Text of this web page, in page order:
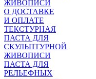
ЖИВОПИСИ
О ДОСТАВКЕ
И ОПЛАТЕ
ТЕКСТУРНАЯ
ПАСТА ДЛЯ
СКУЛЬПТУРНОЙ
ЖИВОПИСИ
ПАСТА ДЛЯ
РЕЛЬЕФНЫХ